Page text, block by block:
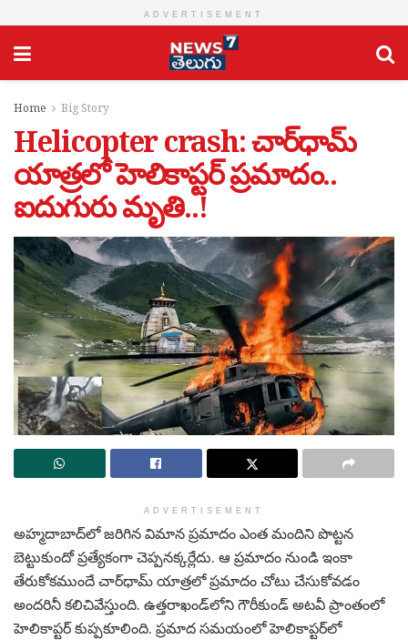
ADVERTISEMENT
Home Big Story
Helicopter crash: చార్​ధామ్
యాత్ర‌లో హెలికాప్టర్ ప్ర‌మాదం..
ఐదుగురు మృతి..!
ADVERTISEMENT
అహ్మ‌దాబాద్‌లో జ‌రిగిన విమాన ప్ర‌మాదం ఎంత మందిని పొట్ట‌న
బెట్టుకుందో ప్ర‌త్యేకంగా చెప్ప‌న‌క్క‌ర్లేదు. ఆ ప్ర‌మాదం నుండి ఇంకా
తేరుకోక‌ముందే చార్‌ధామ్ యాత్రలో ప్రమాదం చోటు చేసుకోవడం
అందరినీ క‌లిచివేస్తుంది. ఉత్తరాఖండ్​లోని గౌరీకుండ్ అటవీ ప్రాంతంలో
హెలికాప్టర్ కుప్పకూలింది. ప్రమాద సమయంలో హెలికాప్టర్​లో